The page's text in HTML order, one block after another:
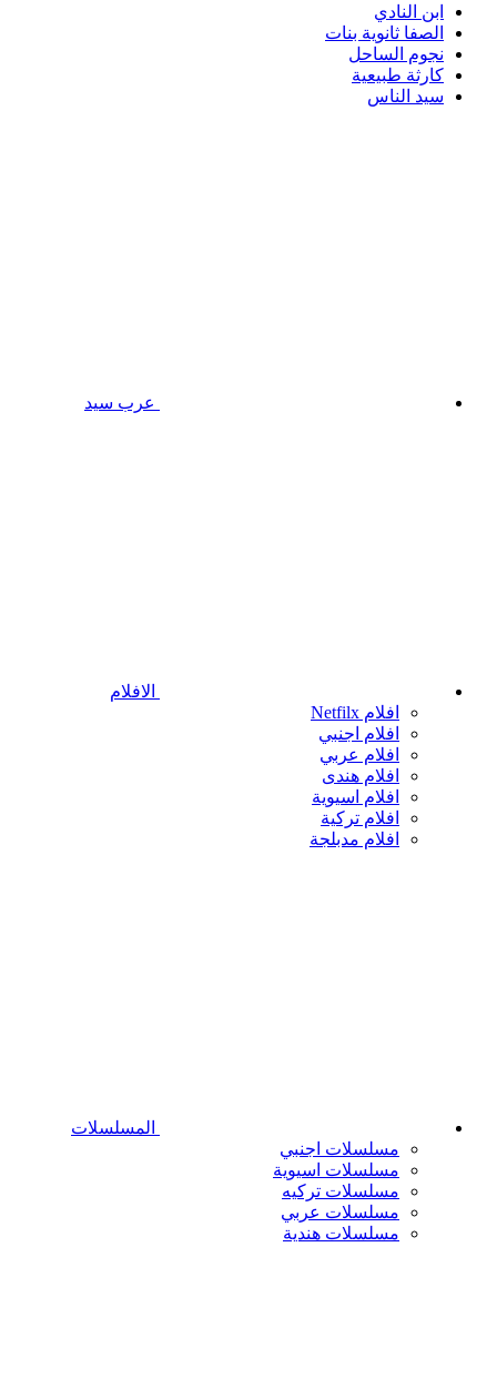
ابن النادي
الصفا ثانوية بنات
نجوم الساحل
كارثة طبيعية
سيد الناس
عرب سيد
الافلام
افلام Netfilx
افلام اجنبي
افلام عربي
افلام هندى
افلام اسيوية
افلام تركية
افلام مدبلجة
المسلسلات
مسلسلات اجنبي
مسلسلات اسيوية
مسلسلات تركيه
مسلسلات عربي
مسلسلات هندية